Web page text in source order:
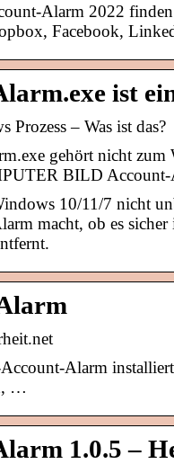
Alarm 2022 finden
Facebook,
ist
– Was ist das?
gehört nicht zum
BILD
10/11/7 nicht
macht, ob es sicher
Alarm
…
1.0.5 –